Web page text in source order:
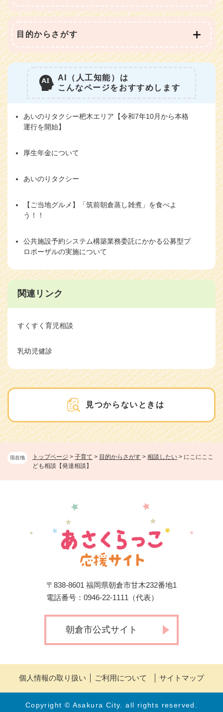
現在地 トップページ > 子育て > 目的からさがす > 相談したい > にこにここ
ども相談【発達相談】
目的からさがす
AI（人工知能）は
こんなページをおすすめします
あいのりタクシー杷木エリア【令和7年10月から本格
運行を開始】
厚生年金について
あいのりタクシー
【ご当地グルメ】「筑前朝倉蒸し雑煮」を食べよ
う！！
公共施設予約システム構築業務委託にかかる公募型プ
ロポーザルの実施について
関連リンク
すくすく育児相談
乳幼児健診
見つからないときは
〒838-8601 福岡県朝倉市甘木232番地1
電話番号：0946-22-1111（代表）
朝倉市公式サイト
個人情報の取り扱い ご利用について サイトマップ
Copyright © Asakura City. all rights reserved.